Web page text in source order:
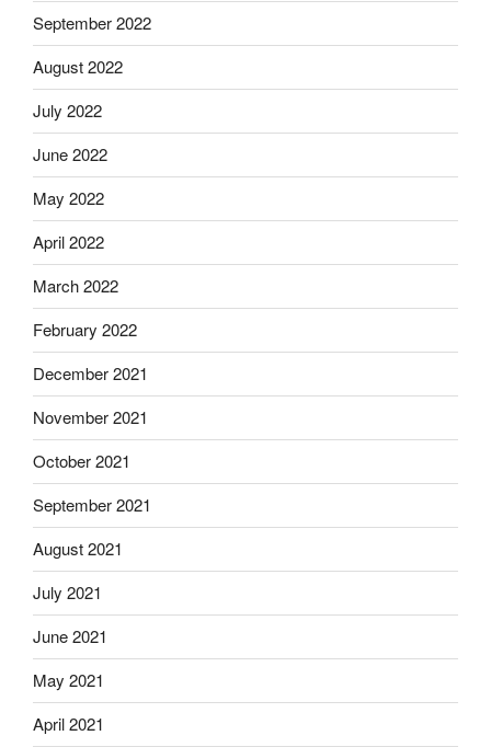
September 2022
August 2022
July 2022
June 2022
May 2022
April 2022
March 2022
February 2022
December 2021
November 2021
October 2021
September 2021
August 2021
July 2021
June 2021
May 2021
April 2021